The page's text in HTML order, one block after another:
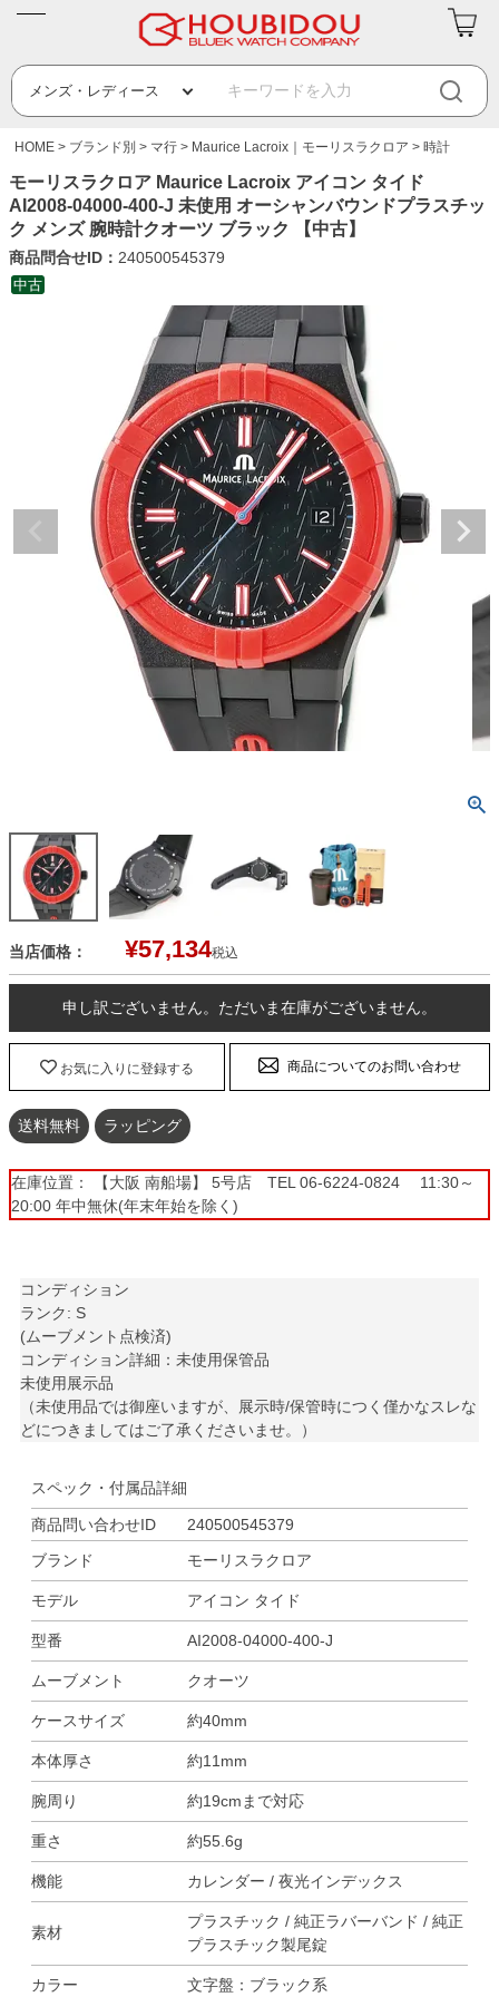
HOME ブランド別 マ行 Maurice Lacroix｜モーリスラクロア 時計
モーリスラクロア Maurice Lacroix アイコン タイド
AI2008-04000-400-J 未使用 オーシャンバウンドプラスチッ
ク メンズ 腕時計クオーツ ブラック 【中古】
商品問合せID： 240500545379
中古
当店価格： ¥57,134税込
申し訳ございません。ただいま在庫がございません。
お気に入りに登録する 商品についてのお問い合わせ
送料無料 ラッピング
在庫位置： 【大阪 南船場】 5号店 TEL 06-6224-0824 11:30～
20:00 年中無休(年末年始を除く)
コンディション
ランク: S
(ムーブメント点検済)
コンディション詳細：未使用保管品
未使用展示品
（未使用品では御座いますが、展示時/保管時につく僅かなスレな
どにつきましてはご了承くださいませ。）
スペック・付属品詳細
商品問い合わせID
240500545379
ブランド
モーリスラクロア
モデル アイコン タイド
型番 AI2008-04000-400-J
ムーブメント クオーツ
ケースサイズ 約40mm
本体厚さ 約11mm
腕周り 約19cmまで対応
重さ 約55.6g
機能 カレンダー / 夜光インデックス
素材
プラスチック / 純正ラバーバンド / 純正
プラスチック製尾錠
カラー 文字盤：ブラック系